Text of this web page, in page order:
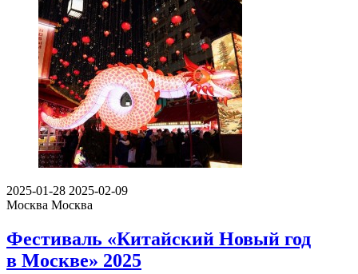
2025-01-28 2025-02-09
Москва Москва
Фестиваль «Китайский Новый год
в Москве» 2025